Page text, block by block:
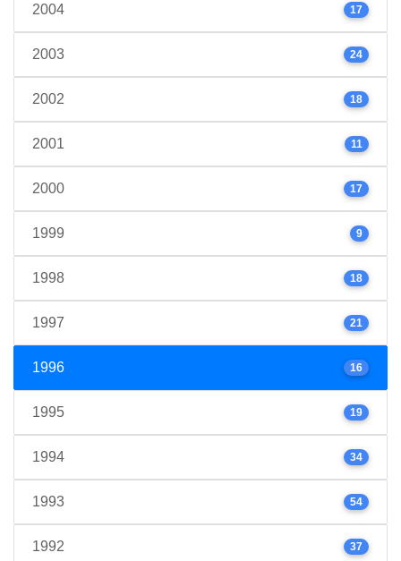
2004 17
2003 24
2002 18
2001 11
2000 17
1999 9
1998 18
1997 21
1996 16
1995 19
1994 34
1993 54
1992 37